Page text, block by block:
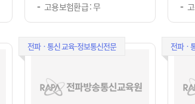
고용보험환급 : 무
전파ㆍ통신 교육-정보통신전문 전파ㆍ